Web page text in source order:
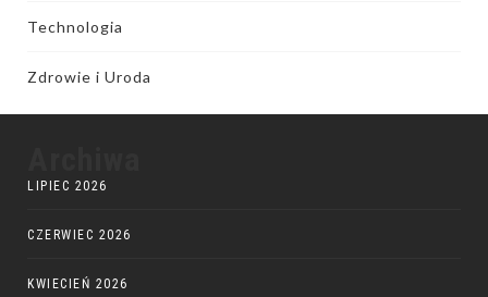
Technologia
Zdrowie i Uroda
LIPIEC 2026
CZERWIEC 2026
KWIECIEŃ 2026